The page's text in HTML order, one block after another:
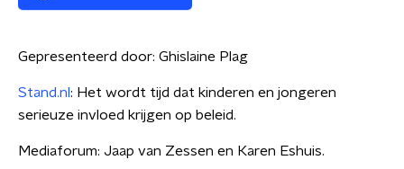
Gepresenteerd door: Ghislaine Plag
Stand.nl : Het wordt tijd dat kinderen en jongeren
serieuze invloed krijgen op beleid.
Mediaforum: Jaap van Zessen en Karen Eshuis.